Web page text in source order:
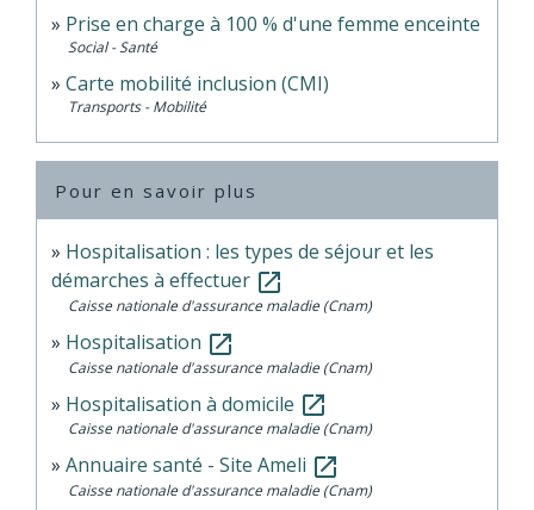
Prise en charge à 100 % d'une femme enceinte
Social - Santé
Carte mobilité inclusion (CMI)
Transports - Mobilité
Pour en savoir plus
Hospitalisation : les types de séjour et les
démarches à effectuer open_in_new
Caisse nationale d'assurance maladie (Cnam)
Hospitalisation open_in_new
Caisse nationale d'assurance maladie (Cnam)
Hospitalisation à domicile open_in_new
Caisse nationale d'assurance maladie (Cnam)
Annuaire santé - Site Ameli open_in_new
Caisse nationale d'assurance maladie (Cnam)